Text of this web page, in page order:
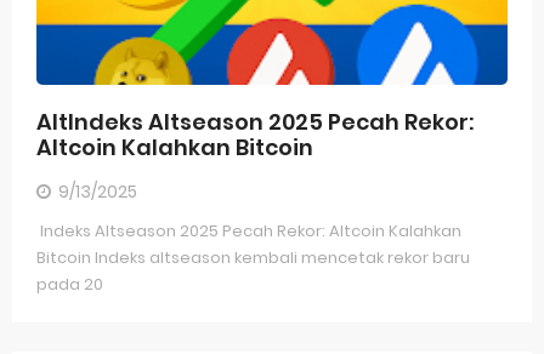
AltIndeks Altseason 2025 Pecah Rekor:
Altcoin Kalahkan Bitcoin
9/13/2025
Indeks Altseason 2025 Pecah Rekor: Altcoin Kalahkan
Bitcoin Indeks altseason kembali mencetak rekor baru
pada 20